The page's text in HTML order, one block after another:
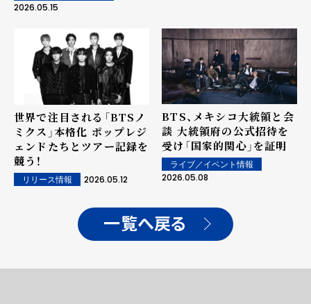
2026.05.15
世界で注目される「BTSノ
ミクス」本格化 ポップレジ
ェンドたちとツアー記録を
競う！
リリース情報 2026.05.12
BTS、メキシコ大統領と会
談 大統領府の公式招待を
受け「国家的関心」を証明
ライブ／イベント情報
2026.05.08
一覧へ戻る